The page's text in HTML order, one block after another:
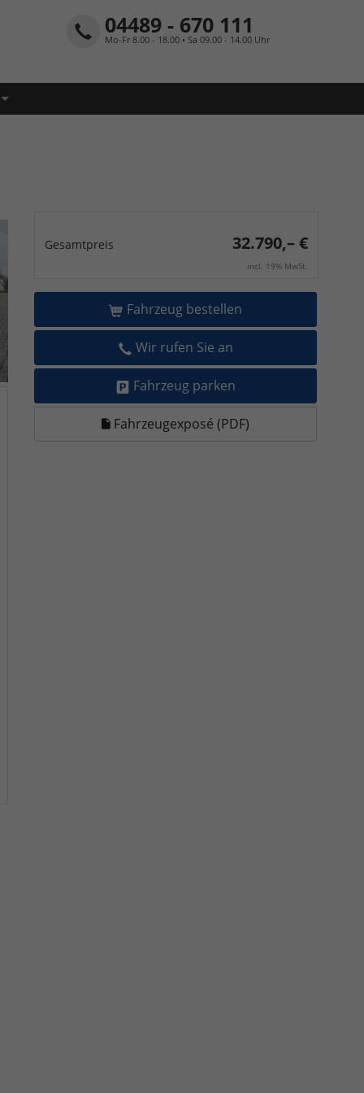
04489 - 670 111
Mo-Fr 8.00 - 18.00 • Sa 09.00 - 14.00 Uhr
Gesamtpreis 32.790,– €
incl. 19% MwSt.
Fahrzeug bestellen
Wir rufen Sie an
Fahrzeug parken
Fahrzeugexposé (PDF)